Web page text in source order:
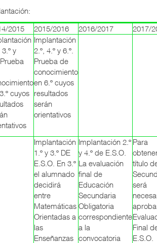
2015
2015/2016 2016/2017
2017/
3.º y
cuyos
Implantación
2.º, 4.º y 6.º.
Prueba de
conocimiento
en 6.º cuyos
resultados
serán
orientativos
Implantación
1.º y 3.º DE
E.S.O. En 3.º
el alumnado
decidirá
entre
Matemáticas
Orientadas a
las
Enseñanzas
Implantación 2.º
y 4.º de E.S.O.
La evaluación
final de
Educación
Secundaria
Obligatoria
correspondiente
a la
convocatoria
Para
título
será
Final
E.S.O.